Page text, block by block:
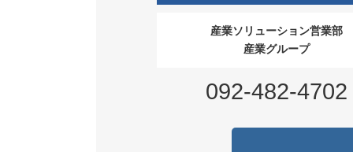
産業ソリューション営業部
産業グループ
092-482-4702